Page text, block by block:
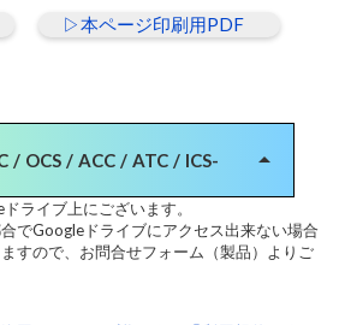
▷本ページ印刷用PDF
/ OCS / ACC / ATC / ICS-
arrow_drop_up
ブ（逆止弁）
(チョーク穴なし)
仕様(チョーク穴付)
ライブ上にございます。
でGoogleドライブにアクセス出来ない場合
すので、お問合せフォーム（製品）よりご